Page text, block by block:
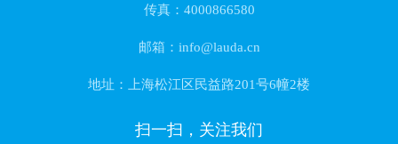
传真：4000866580
邮箱：info@lauda.cn
地址：上海松江区民益路201号6幢2楼
扫一扫，关注我们